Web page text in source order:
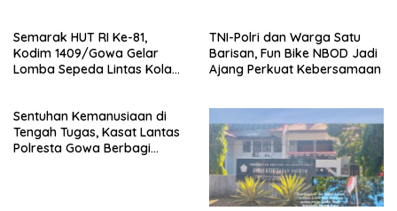
Semarak HUT RI Ke-81,
Kodim 1409/Gowa Gelar
Lomba Sepeda Lintas Kolam
TNI-Polri dan Warga Satu
Barisan, Fun Bike NBOD Jadi
Ajang Perkuat Kebersamaan
Sentuhan Kemanusiaan di
Tengah Tugas, Kasat Lantas
Polresta Gowa Berbagi